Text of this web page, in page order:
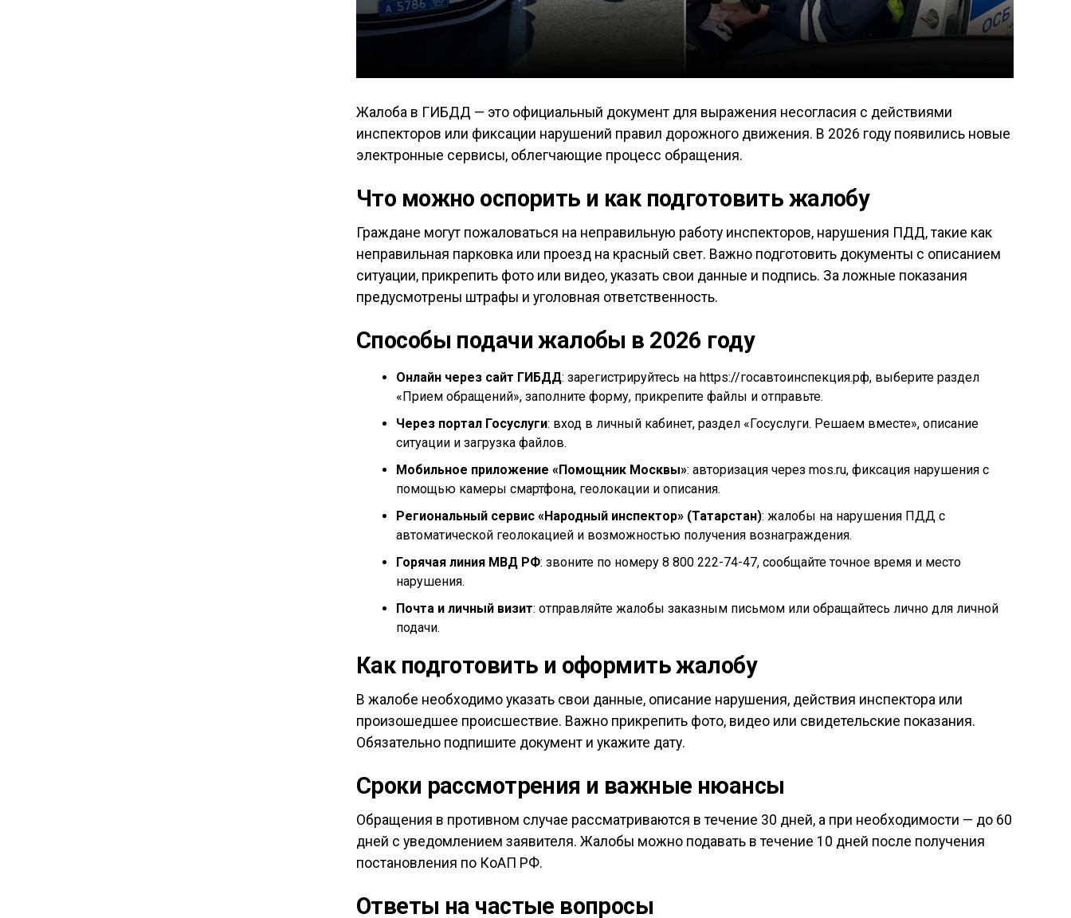
Жалоба в ГИБДД — это официальный документ для выражения несогласия с действиями
инспекторов или фиксации нарушений правил дорожного движения. В 2026 году появились новые
электронные сервисы, облегчающие процесс обращения.
Что можно оспорить и как подготовить жалобу
Граждане могут пожаловаться на неправильную работу инспекторов, нарушения ПДД, такие как
неправильная парковка или проезд на красный свет. Важно подготовить документы с описанием
ситуации, прикрепить фото или видео, указать свои данные и подпись. За ложные показания
предусмотрены штрафы и уголовная ответственность.
Способы подачи жалобы в 2026 году
Онлайн через сайт ГИБДД: зарегистрируйтесь на https://госавтоинспекция.рф, выберите раздел
«Прием обращений», заполните форму, прикрепите файлы и отправьте.
Через портал Госуслуги: вход в личный кабинет, раздел «Госуслуги. Решаем вместе», описание
ситуации и загрузка файлов.
Мобильное приложение «Помощник Москвы»: авторизация через mos.ru, фиксация нарушения с
помощью камеры смартфона, геолокации и описания.
Региональный сервис «Народный инспектор» (Татарстан): жалобы на нарушения ПДД с
автоматической геолокацией и возможностью получения вознаграждения.
Горячая линия МВД РФ: звоните по номеру 8 800 222-74-47, сообщайте точное время и место
нарушения.
Почта и личный визит: отправляйте жалобы заказным письмом или обращайтесь лично для личной
подачи.
Как подготовить и оформить жалобу
В жалобе необходимо указать свои данные, описание нарушения, действия инспектора или
произошедшее происшествие. Важно прикрепить фото, видео или свидетельские показания.
Обязательно подпишите документ и укажите дату.
Сроки рассмотрения и важные нюансы
Обращения в противном случае рассматриваются в течение 30 дней, а при необходимости — до 60
дней с уведомлением заявителя. Жалобы можно подавать в течение 10 дней после получения
постановления по КоАП РФ.
Ответы на частые вопросы